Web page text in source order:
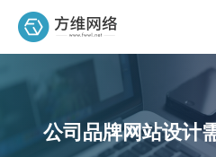
公司品牌网站设计